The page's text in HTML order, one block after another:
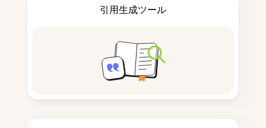
引用生成ツール